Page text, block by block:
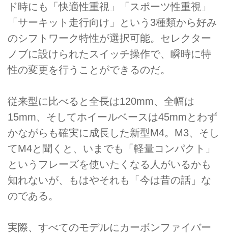
ド時にも「快適性重視」「スポーツ性重視」
「サーキット走行向け」という3種類から好み
のシフトワーク特性が選択可能。セレクター
ノブに設けられたスイッチ操作で、瞬時に特
性の変更を行うことができるのだ。
従来型に比べると全長は120mm、全幅は
15mm、そしてホイールベースは45mmとわず
かながらも確実に成長した新型M4。M3、そし
てM4と聞くと、いまでも「軽量コンパクト」
というフレーズを使いたくなる人がいるかも
知れないが、もはやそれも「今は昔の話」な
のである。
実際、すべてのモデルにカーボンファイバー